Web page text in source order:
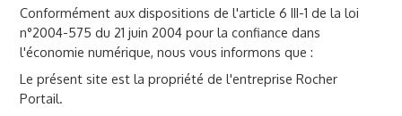
Conformément aux dispositions de l'article 6 III-1 de la loi
n°2004-575 du 21 juin 2004 pour la confiance dans
l'économie numérique, nous vous informons que :
Le présent site est la propriété de l'entreprise Rocher
Portail.